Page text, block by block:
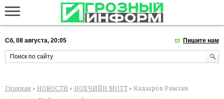
Сб, 08 августа, 20:05 Пишите нам
Главная » НОВОСТИ » НОХЧИЙН МОТТ » Кадыров Рамзан